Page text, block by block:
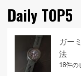
Daily TOP5
ガー
法
18件の